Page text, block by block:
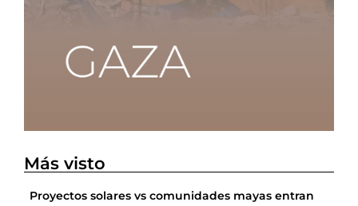
Más visto
Proyectos solares vs comunidades mayas entran